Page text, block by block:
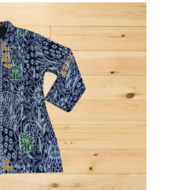
66 Jalan Menuju
Cinta Ilahi
Menemukan
Tuhan dalam
Luka, Cinta, dan
Kehidupan
Sehari-hari
Rp. 0